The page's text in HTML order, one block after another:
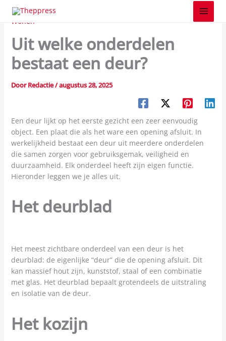
Spring
naar
inhoud
Wonen
Uit welke onderdelen
bestaat een deur?
DoorRedactie/augustus 28, 2025
Een deur lijkt op het eerste gezicht een zeer eenvoudig
object. Een plaat die als het ware een opening afsluit. In
werkelijkheid bestaat een deur uit meerdere onderdelen
die samen zorgen voor gebruiksgemak, veiligheid en
duurzaamheid. Elk onderdeel heeft zijn eigen functie.
Hieronder leggen we je alles uit.
Het deurblad
Het meest zichtbare onderdeel van een deur is het
deurblad: de eigenlijke “deur” die de opening afsluit. Dit
kan massief hout zijn, kunststof, staal of een combinatie
met glas. Het deurblad bepaalt grotendeels de uitstraling
en isolatie van de deur.
Het kozijn
o
e
e
n